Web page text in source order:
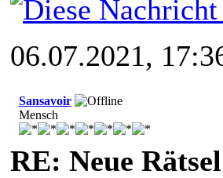
06.07.2021,
Sansavoir
Mensch
RE: Neue Rätsel